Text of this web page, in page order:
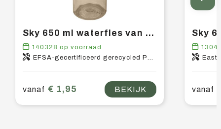
Sky 650 ml waterfles van gerecycled plastic
140328 op voorraad
EFSA-gecertificeerd gerecycled PET-kunststof, PP-kunststof
vanaf € 1,95 BEKIJK vanaf